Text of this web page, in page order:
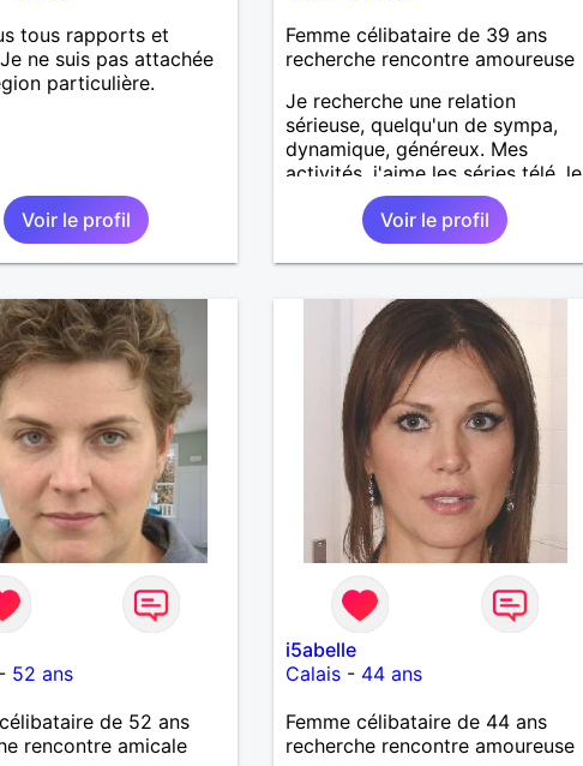
tous rapports et
ne suis pas attachée
particulière.
Voir le profil
Femme célibataire de 39 ans
recherche rencontre amoureuse
Je recherche une relation
sérieuse, quelqu'un de sympa,
dynamique, généreux. Mes
activités, j'aime les séries télé, le
cinéma, lire, voyager, se
promener, visiter les musées et
Voir le profil
52 ans
de 52 ans
rencontre amicale
i5abelle
Calais - 44 ans
Femme célibataire de 44 ans
recherche rencontre amoureuse